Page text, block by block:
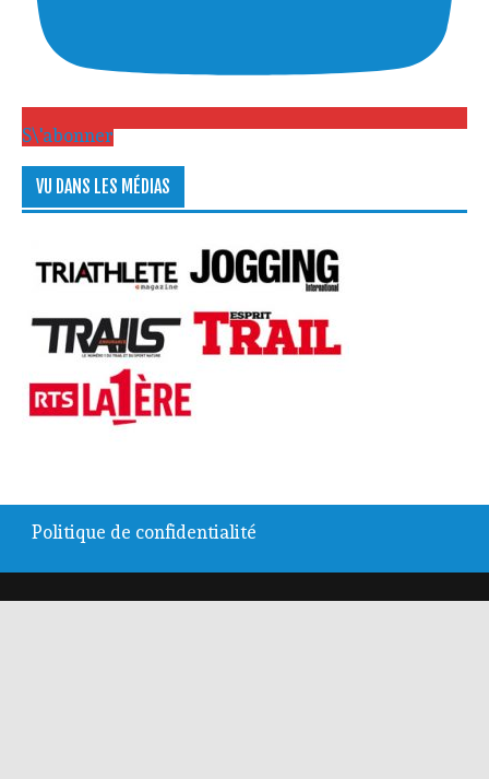
S\'abonner
VU DANS LES MÉDIAS
Politique de confidentialité